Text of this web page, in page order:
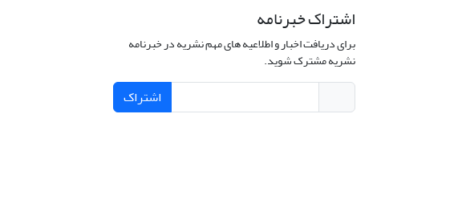
اشتراک خبرنامه
برای دریافت اخبار و اطلاعیه های مهم نشریه در خبرنامه
نشریه مشترک شوید.
اشتراک